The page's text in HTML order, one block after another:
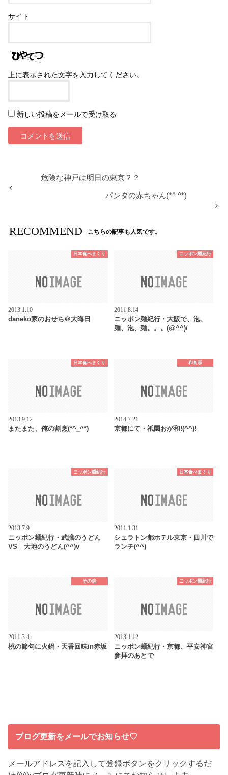
サイト
上に表示された文字を入力してください。
新しい投稿をメールで受け取る
危険な神戸は明日の東京？？
パンダの赤ちゃん(*^ ^*)
RECOMMEND こちらの記事も人気です。
日本食べまくり
2013.1.10
daneko家のおせち＠大晦日
ニッポン麺紀行
2011.8.14
ニッポン麺紀行・大阪で、泡、
麺、泡、麺。。。(@^^)/
日本食べまくり
2013.9.12
またまた、俺の割烹(*^_^*)
和食系
2014.7.21
京都にて・祇園おが和!(^^)!
ニッポン麺紀行
2013.7.9
ニッポン麺紀行・武膳のうどん
VS 大地のうどん(^^)v
日本食べまくり
2011.1.31
シェラトン都ホテル東京・四川で
ランチ(^^)
その他
2011.3.4
桃の節句に火鍋・天香回味in赤坂
ニッポン麺紀行
2013.1.12
ニッポン麺紀行・京都、平安神宮
参拝のあとで
ブログ更新をメールでお知らせ♡
メールアドレスを記入して登録ボタンをクリックするだ